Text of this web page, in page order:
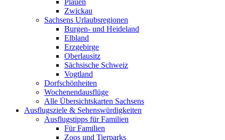
Plauen
Zwickau
Sachsens Urlaubsregionen
Burgen- und Heideland
Elbland
Erzgebirge
Oberlausitz
Sächsische Schweiz
Vogtland
Dorfschönheiten
Wochenendausflüge
Alle Übersichtskarten Sachsens
Ausflugsziele & Sehenswürdigkeiten
Ausflugstipps für Familien
Für Familien
Zoos und Tierparks